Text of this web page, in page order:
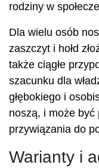
rodziny w
Dla wielu osób
zaszczyt i hołd
także ciągłe
szacunku dla
głębokiego i
noszą, i może być
przywiązania do
Warianty i